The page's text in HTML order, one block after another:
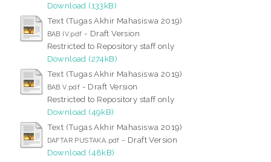
Download (133kB)
Text (Tugas Akhir Mahasiswa 2019)
BAB IV.pdf - Draft Version
Restricted to Repository staff only
Download (274kB)
Text (Tugas Akhir Mahasiswa 2019)
BAB V.pdf - Draft Version
Restricted to Repository staff only
Download (49kB)
Text (Tugas Akhir Mahasiswa 2019)
DAFTAR PUSTAKA.pdf - Draft Version
Download (48kB)